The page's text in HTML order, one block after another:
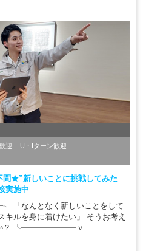
迎
U・Iターン歓迎
★”新しいことに挑戦してみた
実施中
となく新しいことをして
キルを身に着けたい」 そうお考え
か？ ╰━━━━━━━ｖ